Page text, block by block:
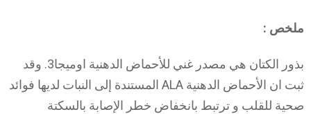
ملخص :
بذور الكتان هي مصدر غني للأحماض الدهنية اوميجا3. وقد
ثبت ان الأحماض الدهنية ALA المستندة إلى النبات لديها فوائد
صحية للقلب و ترتبط بانخفاض خطر الإصابة بالسكتة